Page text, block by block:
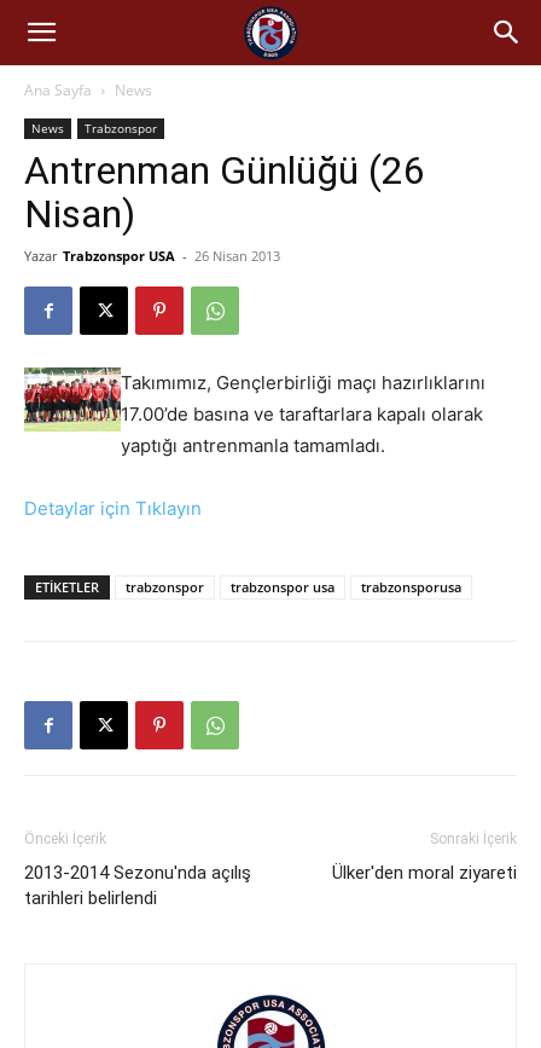
Ana Sayfa News
News Trabzonspor
Antrenman Günlüğü (26
Nisan)
Yazar Trabzonspor USA - 26 Nisan 2013
Takımımız, Gençlerbirliği maçı hazırlıklarını
17.00’de basına ve taraftarlara kapalı olarak
yaptığı antrenmanla tamamladı.
Detaylar için Tıklayın
ETIKETLER trabzonspor trabzonspor usa trabzonsporusa
Önceki İçerik
2013-2014 Sezonu'nda açılış
tarihleri belirlendi
Sonraki İçerik
Ülker'den moral ziyareti